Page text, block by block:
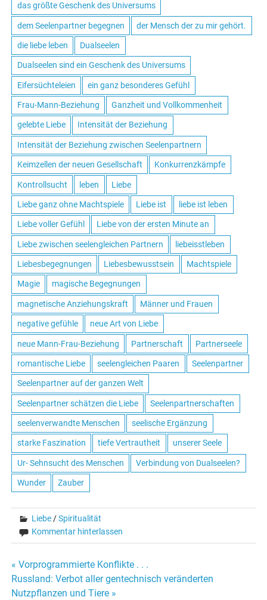
das größte Geschenk des Universums
dem Seelenpartner begegnen der Mensch der zu mir gehört.
die liebe leben Dualseelen
Dualseelen sind ein Geschenk des Universums
Eifersüchteleien ein ganz besonderes Gefühl
Frau-Mann-Beziehung Ganzheit und Vollkommenheit
gelebte Liebe Intensität der Beziehung
Intensität der Beziehung zwischen Seelenpartnern
Keimzellen der neuen Gesellschaft Konkurrenzkämpfe
Kontrollsucht leben Liebe
Liebe ganz ohne Machtspiele Liebe ist liebe ist leben
Liebe voller Gefühl Liebe von der ersten Minute an
Liebe zwischen seelengleichen Partnern liebeisstleben
Liebesbegegnungen Liebesbewusstsein Machtspiele
Magie magische Begegnungen
magnetische Anziehungskraft Männer und Frauen
negative gefühle neue Art von Liebe
neue Mann-Frau-Beziehung Partnerschaft Partnerseele
romantische Liebe seelengleichen Paaren Seelenpartner
Seelenpartner auf der ganzen Welt
Seelenpartner schätzen die Liebe Seelenpartnerschaften
seelenverwandte Menschen seelische Ergänzung
starke Faszination tiefe Vertrautheit unserer Seele
Ur- Sehnsucht des Menschen Verbindung von Dualseelen?
Wunder Zauber
Liebe/Spiritualität
Kommentar hinterlassen
Beitrags-
« Vorprogrammierte Konflikte . . .
Russland: Verbot aller gentechnisch veränderten
Nutzpflanzen und Tiere »